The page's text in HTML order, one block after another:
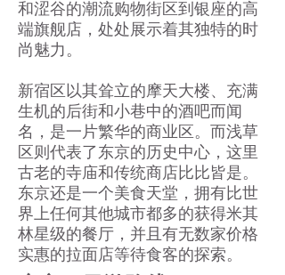
和涩谷的潮流购物街区到银座的高
端旗舰店，处处展示着其独特的时
尚魅力。
新宿区以其耸立的摩天大楼、充满
生机的后街和小巷中的酒吧而闻
名，是一片繁华的商业区。而浅草
区则代表了东京的历史中心，这里
古老的寺庙和传统商店比比皆是。
东京还是一个美食天堂，拥有比世
界上任何其他城市都多的获得米其
林星级的餐厅，并且有无数家价格
实惠的拉面店等待食客的探索。